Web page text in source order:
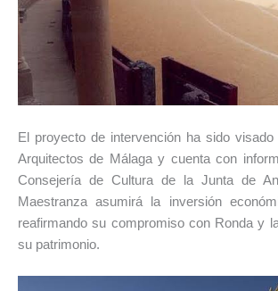
El proyecto de intervención ha sido
Arquitectos de Málaga y cuenta con
Consejería de Cultura de la Junta de
Maestranza asumirá la inversión
reafirmando su compromiso con Ronda y
su patrimonio.